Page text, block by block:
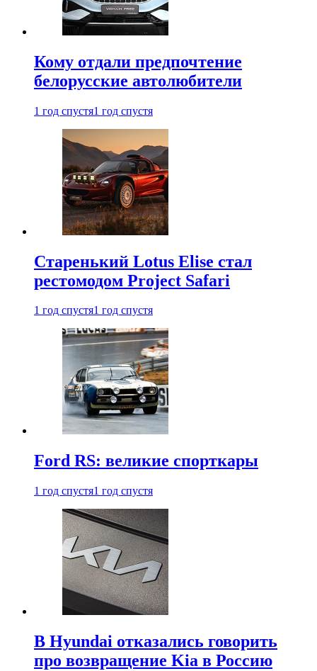
Кому отдали предпочтение
белорусские автолюбители
1 год спустя1 год спустя
Старенький Lotus Elise стал
рестомодом Project Safari
1 год спустя1 год спустя
Ford RS: великие спорткары
1 год спустя1 год спустя
В Hyundai отказались говорить
про возвращение Kia в Россию